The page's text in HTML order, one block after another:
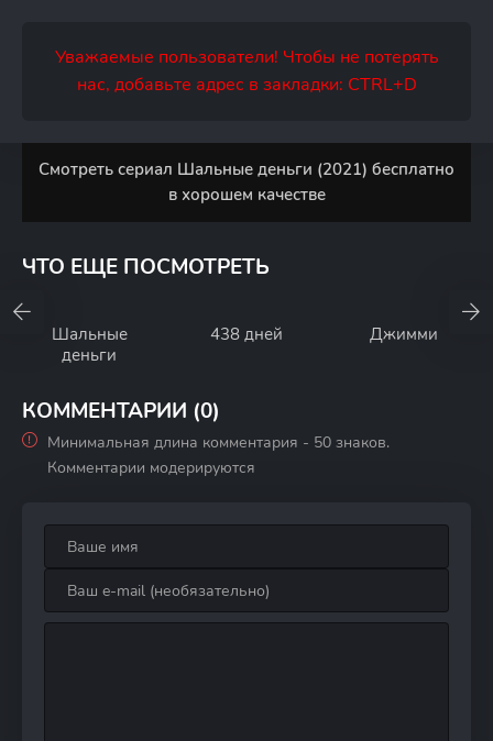
Уважаемые пользователи! Чтобы не потерять
нас, добавьте адрес в закладки: CTRL+D
Смотреть сериал Шальные деньги (2021) бесплатно
в хорошем качестве
ЧТО ЕЩЕ ПОСМОТРЕТЬ
Шальные
деньги
438 дней Джимми
КОММЕНТАРИИ (0)
Минимальная длина комментария - 50 знаков.
Комментарии модерируются